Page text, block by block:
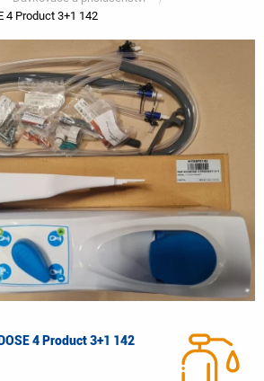
4 Product 3+1 142
4 Product 3+1 142